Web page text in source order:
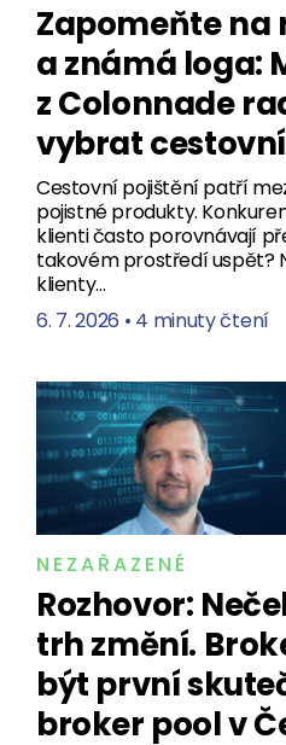
Zapomeňte na
a známá loga:
z Colonnade
vybrat
Cestovní pojištění patří
pojistné produkty.
klienti často porovnávají
takovém prostředí uspět?
klienty…
6. 7. 2026 • 4 minuty čtení
NEZAŘAZENÉ
Rozhovor:
trh změní.
být první
broker pool v